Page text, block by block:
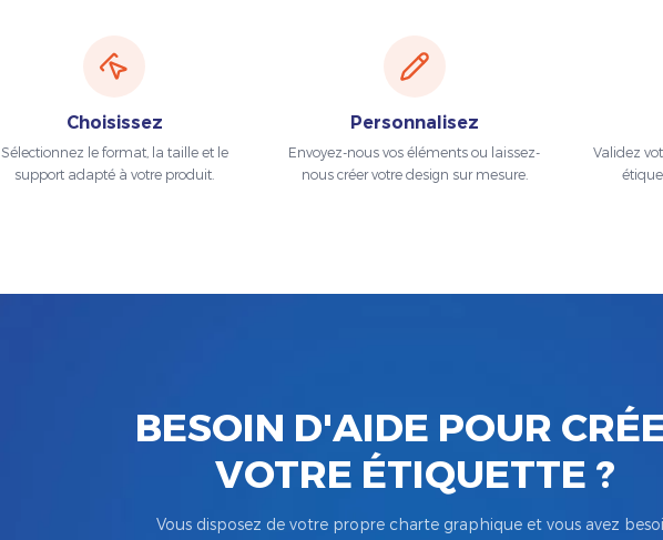
Choisissez
Sélectionnez le format, la taille et le
support adapté à votre produit.
Personnalisez
Envoyez-nous vos éléments ou laissez-
nous créer votre design sur mesure.
Validez
BESOIN D'AIDE POUR
VOTRE ÉTIQUETTE ?
Vous disposez de votre propre charte graphique et vous avez